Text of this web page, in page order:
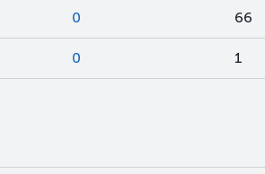
0 66
0 1